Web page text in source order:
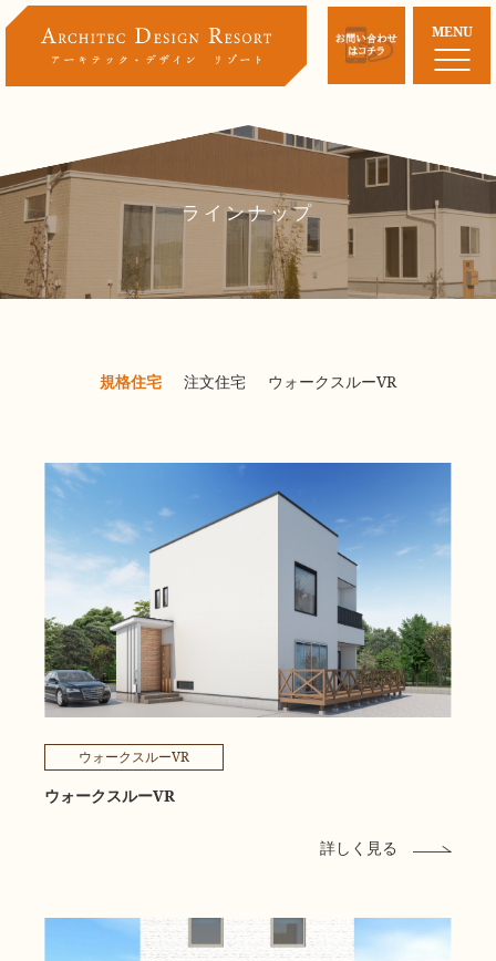
MENU
ラインナップ
規格住宅 注文住宅 ウォークスルーVR
ウォークスルーVR
ウォークスルーVR
詳しく見る